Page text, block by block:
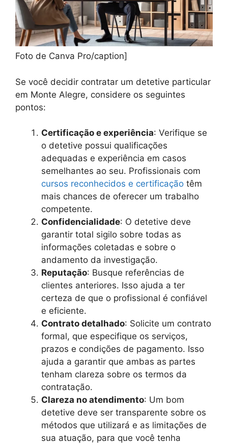
Foto de Canva Pro/caption]
Se você decidir contratar um detetive particular
em Monte Alegre, considere os seguintes
pontos:
Certificação e experiência: Verifique se
o detetive possui qualificações
adequadas e experiência em casos
semelhantes ao seu. Profissionais com
cursos reconhecidos e certificação têm
mais chances de oferecer um trabalho
competente.
Confidencialidade: O detetive deve
garantir total sigilo sobre todas as
informações coletadas e sobre o
andamento da investigação.
Reputação: Busque referências de
clientes anteriores. Isso ajuda a ter
certeza de que o profissional é confiável
e eficiente.
Contrato detalhado: Solicite um contrato
formal, que especifique os serviços,
prazos e condições de pagamento. Isso
ajuda a garantir que ambas as partes
tenham clareza sobre os termos da
contratação.
Clareza no atendimento: Um bom
detetive deve ser transparente sobre os
métodos que utilizará e as limitações de
sua atuação, para que você tenha